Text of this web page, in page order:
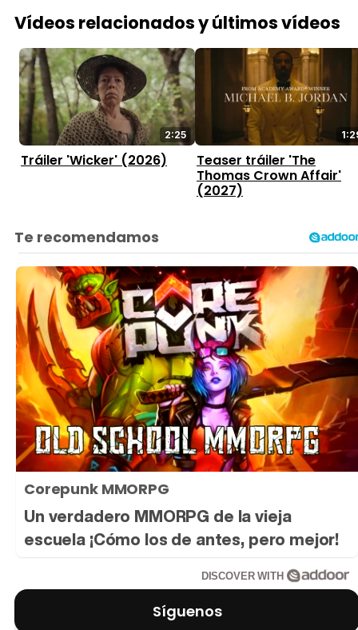
Vídeos relacionados y últimos vídeos
2:25
Tráiler 'Wicker' (2026)
Teaser tráiler 'The
Thomas Crown Affair'
(2027)
Corepunk MMORPG
Un verdadero MMORPG de la vieja
escuela ¡Cómo los de antes, pero mejor!
DISCOVER WITH
Síguenos